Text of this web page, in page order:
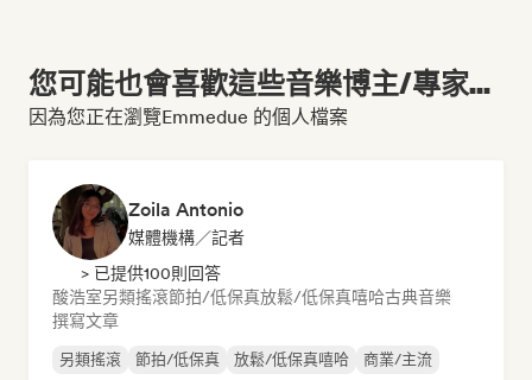
您可能也會喜歡這些音樂博主/專家...
因為您正在瀏覽Emmedue 的個人檔案
Zoila Antonio
媒體機構／記者
> 已提供100則回答
酸浩室另類搖滾節拍/低保真放鬆/低保真嘻哈古典音樂
撰寫文章
另類搖滾 節拍/低保真 放鬆/低保真嘻哈 商業/主流